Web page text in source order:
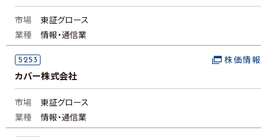
市場
東証グロース
業種
情報・通信業
5253
カバー株式会社
株価情報
市場
東証グロース
業種
情報・通信業